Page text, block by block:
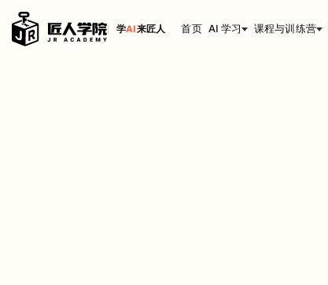
学AI来匠人 首页 AI 学习 课程与训练营